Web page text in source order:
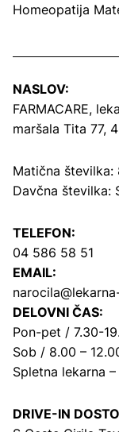
Homeopatija
NASLOV:
FARMACARE,
maršala Tita 77,
Matična številka:
Davčna številka:
TELEFON:
04 586 58 51
EMAIL:
DELOVNI ČAS:
Pon-pet / 7.30-
Sob / 8.00 –
Spletna lekarna
DRIVE-IN